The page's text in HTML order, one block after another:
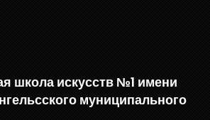
школа искусств №1 имени
муниципального